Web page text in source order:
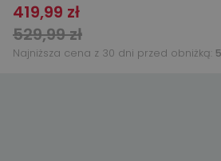
419,99 zł
529,99 zł
Najniższa cena z 30 dni przed obniżką: